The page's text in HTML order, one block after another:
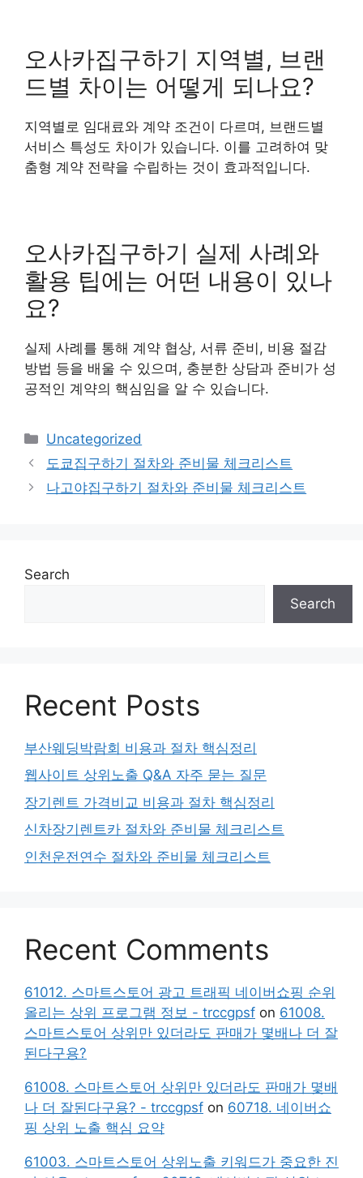
오사카집구하기 지역별, 브랜
드별 차이는 어떻게 되나요?
지역별로 임대료와 계약 조건이 다르며, 브랜드별
서비스 특성도 차이가 있습니다. 이를 고려하여 맞
춤형 계약 전략을 수립하는 것이 효과적입니다.
오사카집구하기 실제 사례와
활용 팁에는 어떤 내용이 있나
요?
실제 사례를 통해 계약 협상, 서류 준비, 비용 절감
방법 등을 배울 수 있으며, 충분한 상담과 준비가 성
공적인 계약의 핵심임을 알 수 있습니다.
Categories
Uncategorized
도쿄집구하기 절차와 준비물 체크리스트
나고야집구하기 절차와 준비물 체크리스트
Search
Search
Recent Posts
부산웨딩박람회 비용과 절차 핵심정리
웹사이트 상위노출 Q&A 자주 묻는 질문
장기렌트 가격비교 비용과 절차 핵심정리
신차장기렌트카 절차와 준비물 체크리스트
인천운전연수 절차와 준비물 체크리스트
Recent Comments
61012. 스마트스토어 광고 트래픽 네이버쇼핑 순위
올리는 상위 프로그램 정보 - trccgpsf on 61008.
스마트스토어 상위만 있더라도 판매가 몇배나 더 잘
된다구용?
61008. 스마트스토어 상위만 있더라도 판매가 몇배
나 더 잘된다구용? - trccgpsf on 60718. 네이버쇼
핑 상위 노출 핵심 요약
61003. 스마트스토어 상위노출 키워드가 중요한 진